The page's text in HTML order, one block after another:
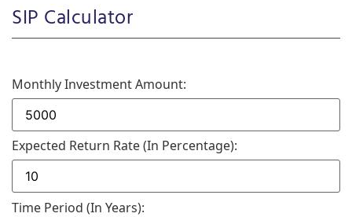
SIP Calculator
Monthly Investment Amount:
Expected Return Rate (in Percentage):
Time Period (in Years):